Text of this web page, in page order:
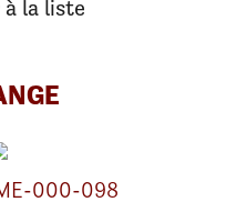
à la liste
000-098